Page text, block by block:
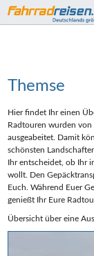
Themse
Hier findet Ihr einen
Radtouren wurden
ausgeabeitet. Damit
schönsten
Ihr entscheidet, ob Ihr
wollt. Den
Euch. Während Euer
genießt Ihr Eure
Übersicht über eine